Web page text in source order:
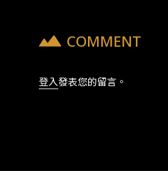
COMMENT
登入發表您的留言。